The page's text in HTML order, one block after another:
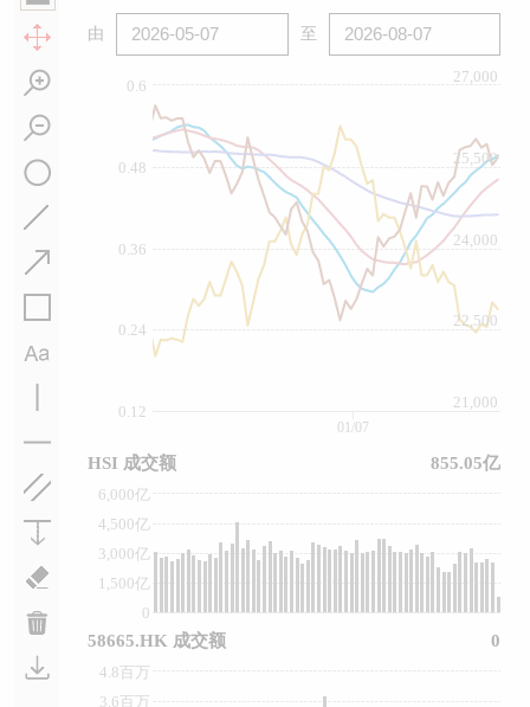
由 至
0.12
0.24
0.36
0.48
0.6
21,000
24,000
27,000
22,500
25,500
0
1,500亿
3,000亿
4,500亿
6,000亿
3.6百万
4.8百万
01/07
HSI 成交额 855.05亿
58665.HK 成交额 0